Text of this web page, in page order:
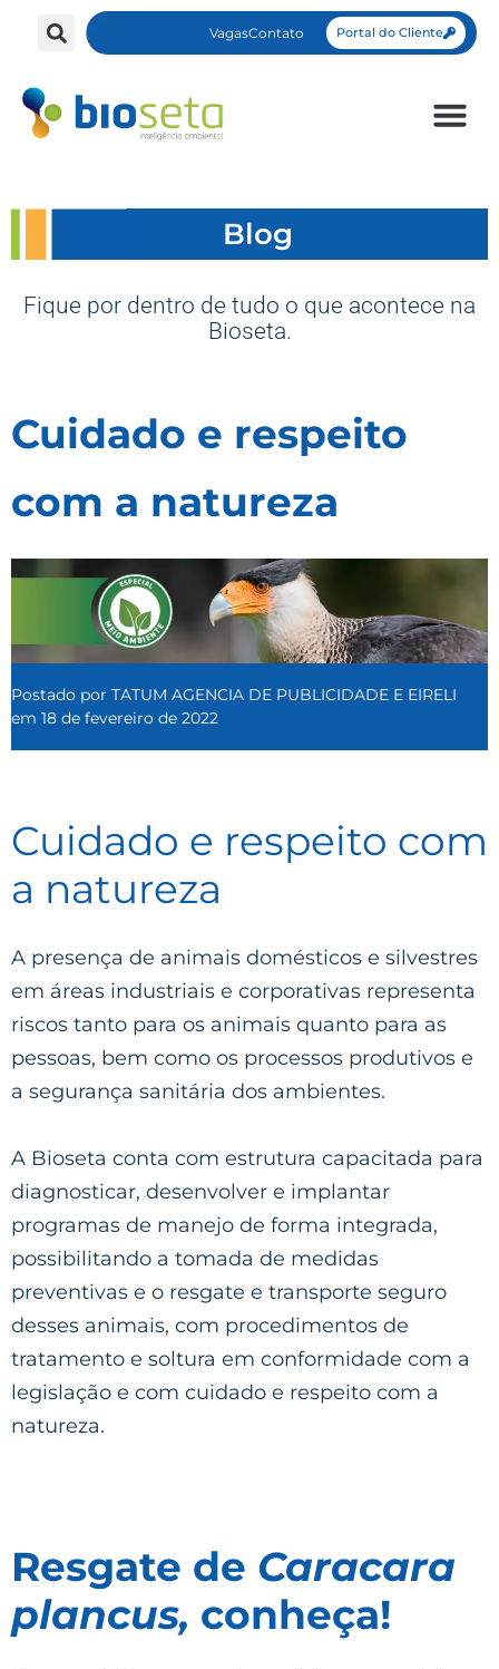
VagasContato Portal do Cliente
Blog
Fique por dentro de tudo o que acontece na
Bioseta.
Cuidado e respeito
com a natureza
Postado por TATUM AGENCIA DE PUBLICIDADE E EIRELI
em 18 de fevereiro de 2022
Cuidado e respeito com
a natureza
A presença de animais domésticos e silvestres
em áreas industriais e corporativas representa
riscos tanto para os animais quanto para as
pessoas, bem como os processos produtivos e
a segurança sanitária dos ambientes.
A Bioseta conta com estrutura capacitada para
diagnosticar, desenvolver e implantar
programas de manejo de forma integrada,
possibilitando a tomada de medidas
preventivas e o resgate e transporte seguro
desses animais, com procedimentos de
tratamento e soltura em conformidade com a
legislação e com cuidado e respeito com a
natureza.
Resgate de Caracara
plancus, conheça!